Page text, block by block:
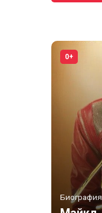
0+
Биография